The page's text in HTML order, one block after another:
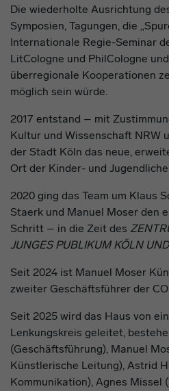
Die wiederholte Ausrichtung
Symposien, Tagungen, die
Internationale Regie-Seminar
LitCologne und PhilCologne
überregionale Kooperationen
möglich sein würde.
2017 entstand – mit
Kultur und Wissenschaft NRW
der Stadt Köln das neue,
Ort der Kinder- und
2020 ging das Team um Klaus
Staerk und Manuel Moser den
Schritt – in die Zeit des
JUNGES PUBLIKUM KÖLN
Seit 2024 ist Manuel Moser
zweiter Geschäftsführer der
Seit 2025 wird das Haus von
Lenkungskreis geleitet,
(Geschäftsführung), Manuel
Künstlerische Leitung), Astrid
Kommunikation), Agnes Missel